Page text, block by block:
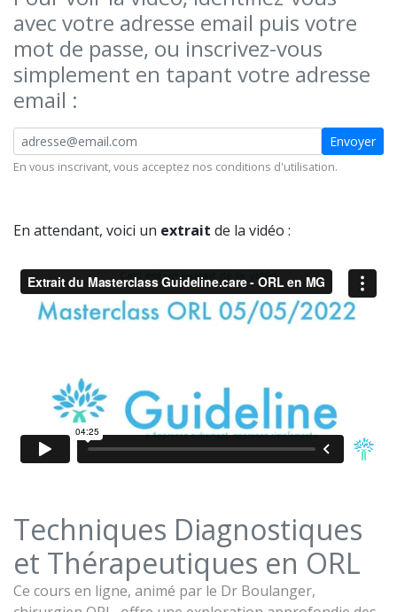
avec votre adresse email puis votre
mot de passe, ou inscrivez-vous
simplement en tapant votre adresse
email :
Envoyer
En vous inscrivant, vous acceptez nos conditions d'utilisation.
En attendant, voici un extrait de la vidéo :
Techniques Diagnostiques
et Thérapeutiques en ORL
Ce cours en ligne, animé par le Dr Boulanger,